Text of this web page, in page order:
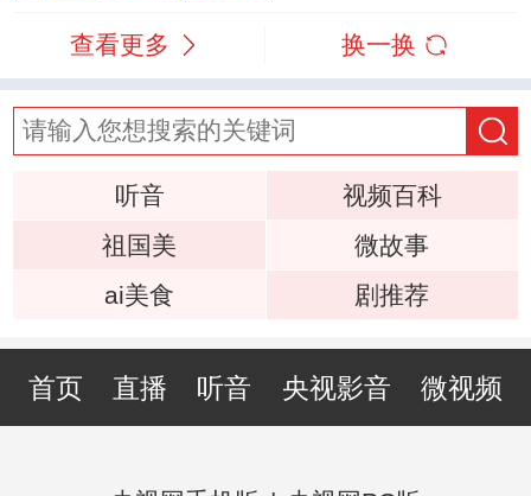
查看更多 换一换
听音
视频百科
祖国美
微故事
ai美食
剧推荐
首页 直播 听音 央视影音 微视频